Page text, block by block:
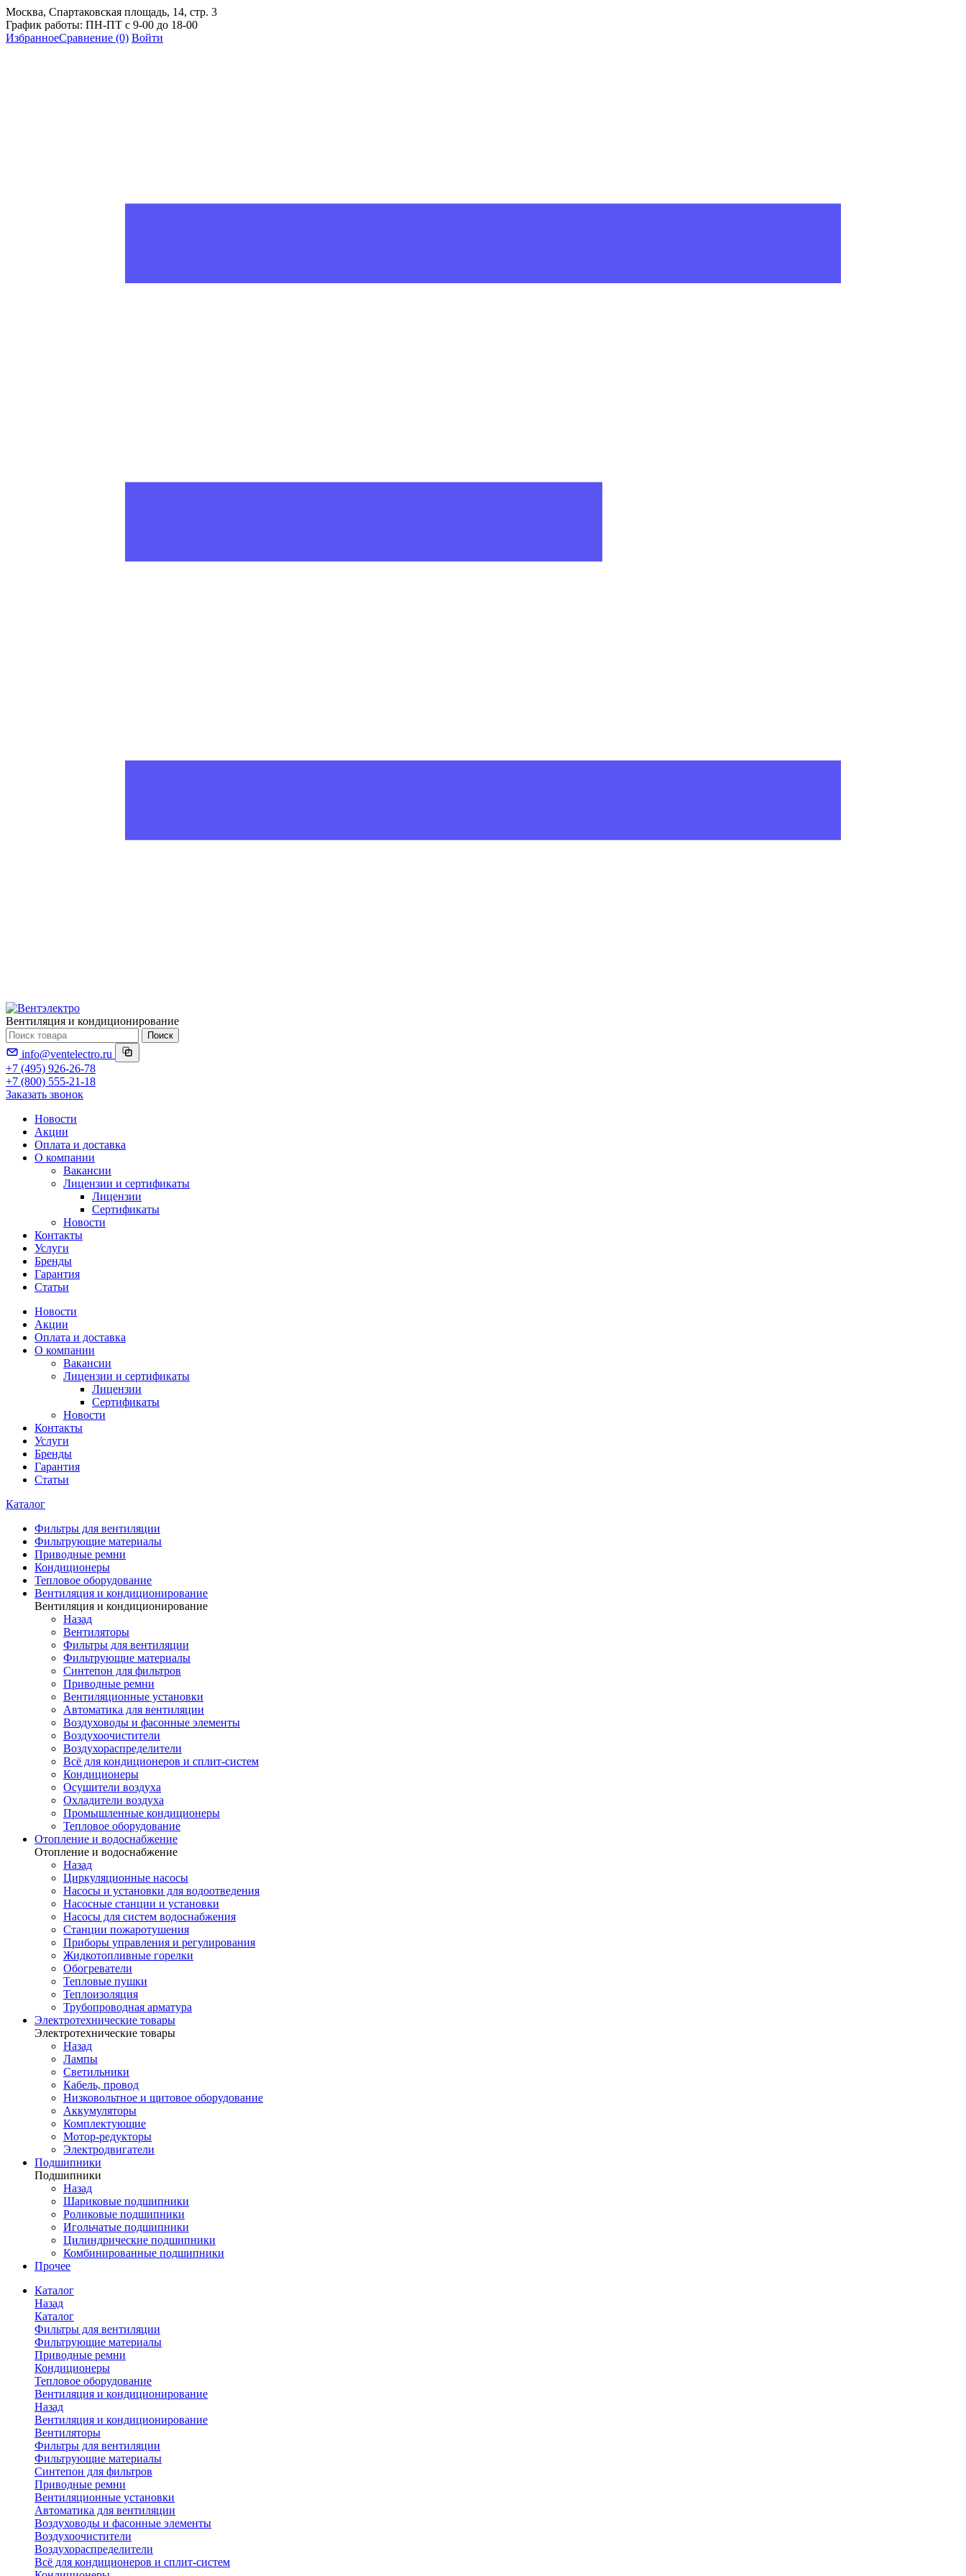
Москва, Спартаковская площадь, 14, стр. 3
График работы: ПН-ПТ с 9-00 до 18-00
ИзбранноеСравнение (0) Войти
Вентиляция и кондиционирование
Поиск
info@ventelectro.ru
+7 (495) 926-26-78
+7 (800) 555-21-18
Заказать звонок
Новости
Акции
Оплата и доставка
О компании
Вакансии
Лицензии и сертификаты
Лицензии
Сертификаты
Новости
Контакты
Услуги
Бренды
Гарантия
Статьи
Новости
Акции
Оплата и доставка
О компании
Вакансии
Лицензии и сертификаты
Лицензии
Сертификаты
Новости
Контакты
Услуги
Бренды
Гарантия
Статьи
Каталог
Фильтры для вентиляции
Фильтрующие материалы
Приводные ремни
Кондиционеры
Тепловое оборудование
Вентиляция и кондиционирование
Вентиляция и кондиционирование
Назад
Вентиляторы
Фильтры для вентиляции
Фильтрующие материалы
Синтепон для фильтров
Приводные ремни
Вентиляционные установки
Автоматика для вентиляции
Воздуховоды и фасонные элементы
Воздухоочистители
Воздухораспределители
Всё для кондиционеров и сплит-систем
Кондиционеры
Осушители воздуха
Охладители воздуха
Промышленные кондиционеры
Тепловое оборудование
Отопление и водоснабжение
Отопление и водоснабжение
Назад
Циркуляционные насосы
Насосы и установки для водоотведения
Насосные станции и установки
Насосы для систем водоснабжения
Станции пожаротушения
Приборы управления и регулирования
Жидкотопливные горелки
Обогреватели
Тепловые пушки
Теплоизоляция
Трубопроводная арматура
Электротехнические товары
Электротехнические товары
Назад
Лампы
Светильники
Кабель, провод
Низковольтное и щитовое оборудование
Аккумуляторы
Комплектующие
Мотор-редукторы
Электродвигатели
Подшипники
Подшипники
Назад
Шариковые подшипники
Роликовые подшипники
Игольчатые подшипники
Цилиндрические подшипники
Комбинированные подшипники
Прочее
Каталог
Назад
Каталог
Фильтры для вентиляции
Фильтрующие материалы
Приводные ремни
Кондиционеры
Тепловое оборудование
Вентиляция и кондиционирование
Назад
Вентиляция и кондиционирование
Вентиляторы
Фильтры для вентиляции
Фильтрующие материалы
Синтепон для фильтров
Приводные ремни
Вентиляционные установки
Автоматика для вентиляции
Воздуховоды и фасонные элементы
Воздухоочистители
Воздухораспределители
Всё для кондиционеров и сплит-систем